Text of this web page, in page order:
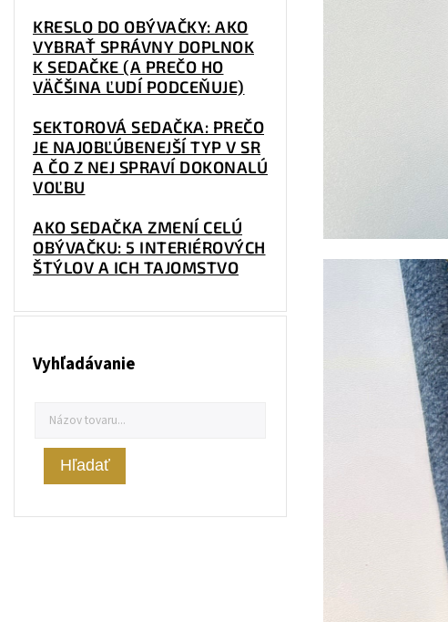
KRESLO DO OBÝVAČKY: AKO
VYBRAŤ SPRÁVNY DOPLNOK
K SEDAČKE (A PREČO HO
VÄČŠINA ĽUDÍ PODCEŇUJE)
SEKTOROVÁ SEDAČKA: PREČO
JE NAJOBĽÚBENEJŠÍ TYP V SR
A ČO Z NEJ SPRAVÍ DOKONALÚ
VOĽBU
AKO SEDAČKA ZMENÍ CELÚ
OBÝVAČKU: 5 INTERIÉROVÝCH
ŠTÝLOV A ICH TAJOMSTVO
Vyhľadávanie
Hľadať